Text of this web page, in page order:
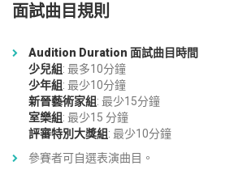
面試曲目規則
Audition Duration 面試曲目時間
少兒組: 最多10分鐘
少年組: 最少10分鐘
新晉藝術家組: 最少15分鐘
室樂組: 最少15 分鐘
評審特別大獎組: 最少10分鐘
參賽者可自選表演曲目。